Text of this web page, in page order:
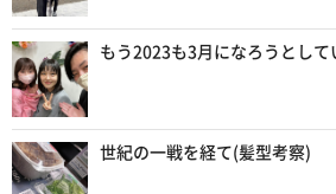
もう2023も3月になろうとして
世紀の一戦を経て(髪型考察)